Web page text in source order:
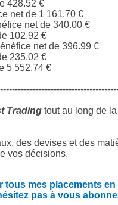
428.52 €
net de 1 161.70 €
net de 340.00 €
102.92 €
net de 396.99 €
235.02 €
5 552.74 €
Trading tout au long de
des devises et des
vos décisions.
tous mes placements
pas à vous